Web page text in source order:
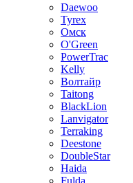
Daewoo
Tyrex
Омск
O'Green
PowerTrac
Kelly
Волтайр
Taitong
BlackLion
Lanvigator
Terraking
Deestone
DoubleStar
Haida
Fulda